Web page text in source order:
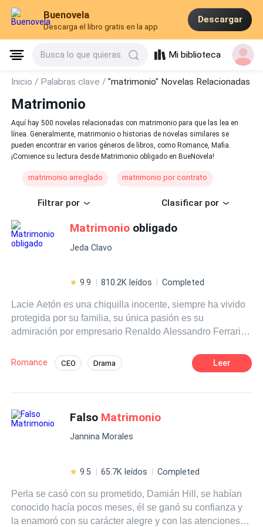
Buenovela
Descarga el libro gratis en la app
Descargar
Busca lo que quieras Mi biblioteca
Inicio / Palabras clave /"matrimonio" Novelas Relacionadas
Matrimonio
Aquí hay 500 novelas relacionadas con matrimonio para que las lea en
línea. Generalmente, matrimonio o historias de novelas similares se
pueden encontrar en varios géneros de libros, como Romance, Mafia.
¡Comience su lectura desde Matrimonio obligado en BueNovela!
matrimonio arreglado matrimonio por contrato
Filtrar por Clasificar por
Matrimonio obligado
Jeda Clavo
9.9 810.2K leídos Completed
Lacie Aetón es una chiquilla inocente, siempre ha vivido
protegida por su familia, su única pasión es su
admiración por empresario Renaldo Alessandro Ferrari,
equivocada entra a su habitación y se queda dormida,
familias ambos están dispuestos a subsanar error, así
tengan que celebrar un
está furioso por esa decisión y sus planes son hacer de la
porque él ya conoció el amor y sabe que nunca lo sentirá
Romance CEO Drama
Diferencia de Edad Romance oscuro
Leer
Falso Matrimonio
Jannina Morales
9.5 65.7K leídos Completed
Perla se casó con su prometido, Damián Hill, se habían
conocido hacía pocos meses, él se ganó su confianza y
la enamoró con su carácter alegre y con las atenciones